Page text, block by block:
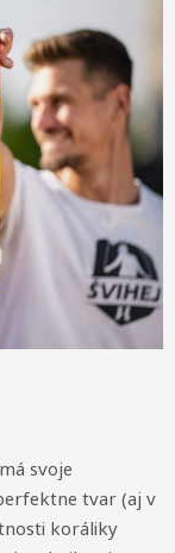
svoje
tvar (aj v
koráliky